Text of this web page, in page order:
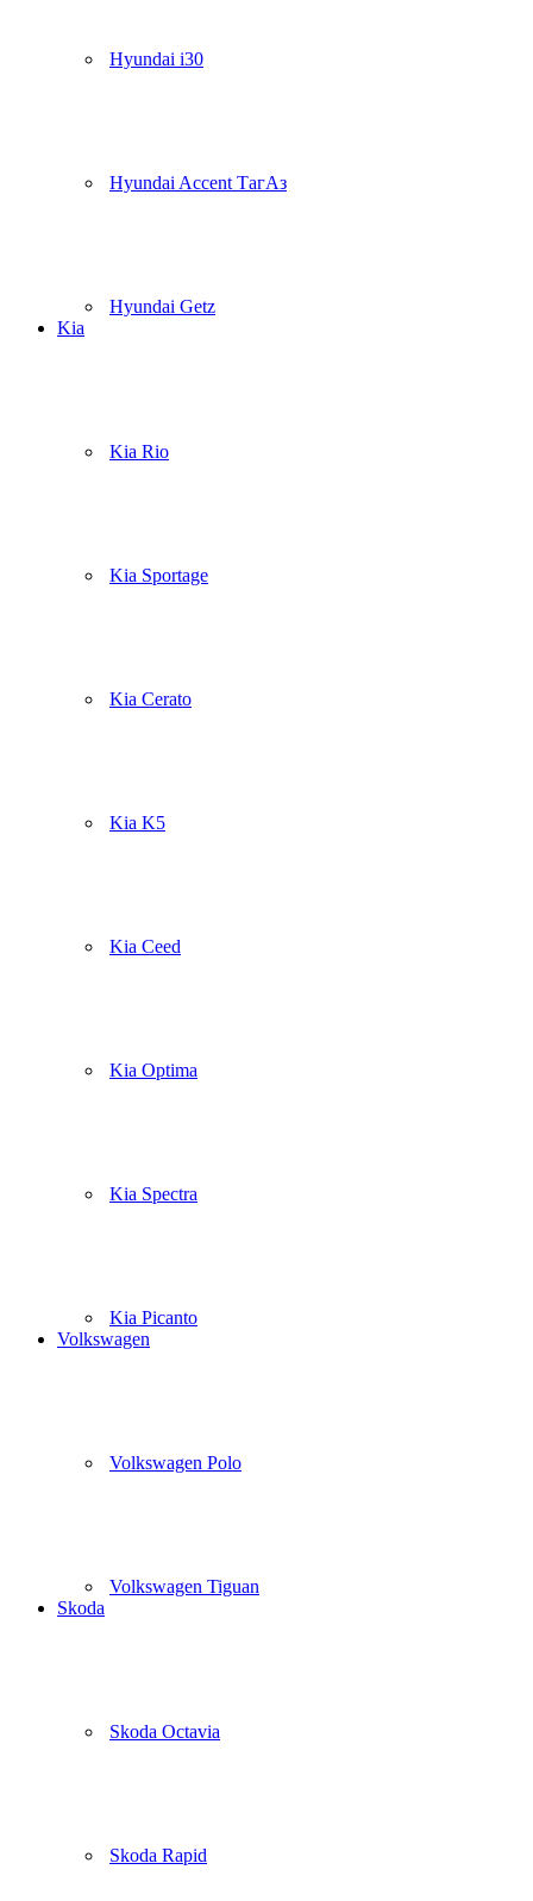
Hyundai i30
Hyundai Accent ТагАз
Hyundai Getz
Kia
Kia Rio
Kia Sportage
Kia Cerato
Kia K5
Kia Ceed
Kia Optima
Kia Spectra
Kia Picanto
Volkswagen
Volkswagen Polo
Volkswagen Tiguan
Skoda
Skoda Octavia
Skoda Rapid